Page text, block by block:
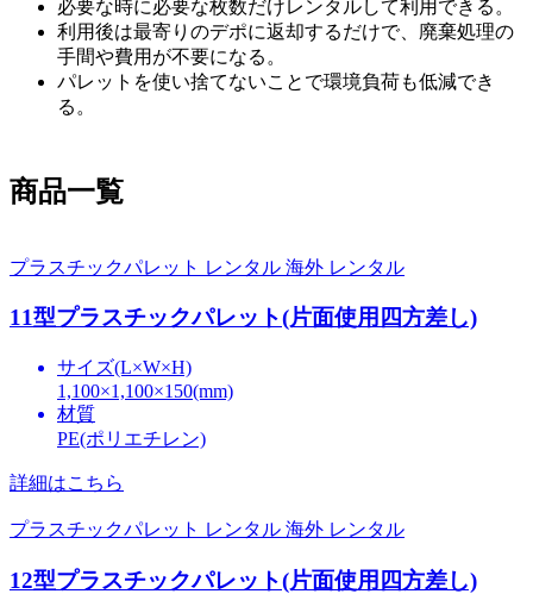
必要な時に必要な枚数だけレンタルして利用できる。
利用後は最寄りのデポに返却するだけで、廃棄処理の
手間や費用が不要になる。
パレットを使い捨てないことで環境負荷も低減でき
る。
商品一覧
プラスチックパレット レンタル 海外 レンタル
11型プラスチックパレット(片面使用四方差し)
サイズ(L×W×H)
1,100×1,100×150(mm)
材質
PE(ポリエチレン)
詳細はこちら
プラスチックパレット レンタル 海外 レンタル
12型プラスチックパレット(片面使用四方差し)